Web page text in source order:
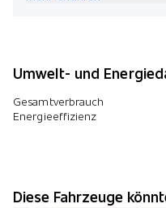
Umwelt- und
Gesamtverbrauch
Energieeffizienz
Diese Fahrzeuge